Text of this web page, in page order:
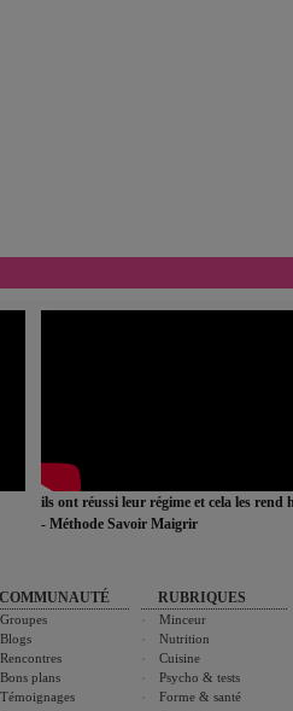
ils ont réussi leur régime et cela les rend
- Méthode Savoir Maigrir
COMMUNAUTÉ
Groupes
Blogs
Rencontres
Bons plans
Témoignages
RUBRIQUES
Minceur
Nutrition
Cuisine
Psycho & tests
Forme & santé